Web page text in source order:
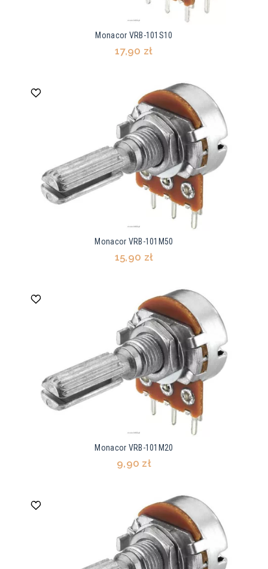
Monacor VRB-101S10
17,90 zł
Monacor VRB-101M50
15,90 zł
Monacor VRB-101M20
9,90 zł